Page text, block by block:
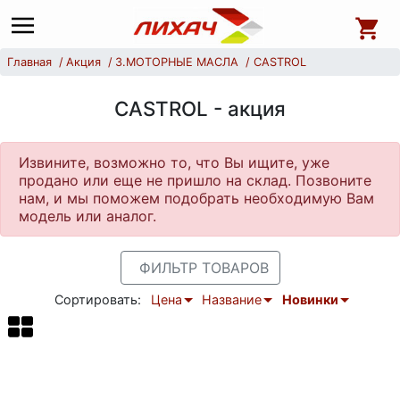
Главная Акция 3.МОТОРНЫЕ МАСЛА CASTROL
CASTROL - акция
Извините, возможно то, что Вы ищите, уже
продано или еще не пришло на склад. Позвоните
нам, и мы поможем подобрать необходимую Вам
модель или аналог.
ФИЛЬТР ТОВАРОВ
Сортировать: Цена Название Новинки